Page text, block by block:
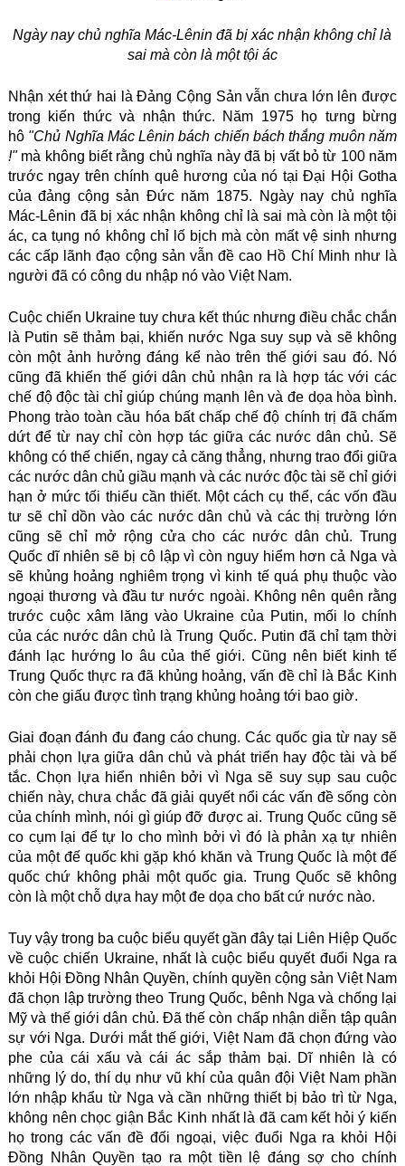
Ngày nay chủ nghĩa Mác-Lênin đã bị xác nhận không chỉ là
sai mà còn là một tội ác
Nhận xét thứ hai là Đảng Cộng Sản vẫn chưa lớn lên được
trong kiến thức và nhận thức. Năm 1975 họ tưng bừng
hô "Chủ Nghĩa Mác Lênin bách chiến bách thắng muôn năm
!" mà không biết rằng chủ nghĩa này đã bị vất bỏ từ 100 năm
trước ngay trên chính quê hương của nó tại Đại Hội Gotha
của đảng cộng sản Đức năm 1875. Ngày nay chủ nghĩa
Mác-Lênin đã bị xác nhận không chỉ là sai mà còn là một tội
ác, ca tụng nó không chỉ lố bịch mà còn mất vệ sinh nhưng
các cấp lãnh đạo cộng sản vẫn đề cao Hồ Chí Minh như là
người đã có công du nhập nó vào Việt Nam.
Cuộc chiến Ukraine tuy chưa kết thúc nhưng điều chắc chắn
là Putin sẽ thảm bại, khiến nước Nga suy sụp và sẽ không
còn một ảnh hưởng đáng kể nào trên thế giới sau đó. Nó
cũng đã khiến thế giới dân chủ nhận ra là hợp tác với các
chế độ độc tài chỉ giúp chúng mạnh lên và đe dọa hòa bình.
Phong trào toàn cầu hóa bất chấp chế độ chính trị đã chấm
dứt để từ nay chỉ còn hợp tác giữa các nước dân chủ. Sẽ
không có thế chiến, ngay cả căng thẳng, nhưng trao đổi giữa
các nước dân chủ giầu mạnh và các nước độc tài sẽ chỉ giới
hạn ở mức tối thiểu cần thiết. Một cách cụ thể, các vốn đầu
tư sẽ chỉ dồn vào các nước dân chủ và các thị trường lớn
cũng sẽ chỉ mở rộng cửa cho các nước dân chủ. Trung
Quốc dĩ nhiên sẽ bị cô lập vì còn nguy hiểm hơn cả Nga và
sẽ khủng hoảng nghiêm trọng vì kinh tế quá phụ thuộc vào
ngoại thương và đầu tư nước ngoài. Không nên quên rằng
trước cuộc xâm lăng vào Ukraine của Putin, mối lo chính
của các nước dân chủ là Trung Quốc. Putin đã chỉ tạm thời
đánh lạc hướng lo âu của thế giới. Cũng nên biết kinh tế
Trung Quốc thực ra đã khủng hoảng, vấn đề chỉ là Bắc Kinh
còn che giấu được tình trạng khủng hoảng tới bao giờ.
Giai đoạn đánh đu đang cáo chung. Các quốc gia từ nay sẽ
phải chọn lựa giữa dân chủ và phát triển hay độc tài và bế
tắc. Chọn lựa hiển nhiên bởi vì Nga sẽ suy sụp sau cuộc
chiến này, chưa chắc đã giải quyết nổi các vấn đề sống còn
của chính mình, nói gì giúp đỡ được ai. Trung Quốc cũng sẽ
co cụm lại để tự lo cho mình bởi vì đó là phản xạ tự nhiên
của một đế quốc khi gặp khó khăn và Trung Quốc là một đế
quốc chứ không phải một quốc gia. Trung Quốc sẽ không
còn là một chỗ dựa hay một đe dọa cho bất cứ nước nào.
Tuy vậy trong ba cuộc biểu quyết gần đây tại Liên Hiệp Quốc
về cuộc chiến Ukraine, nhất là cuộc biểu quyết đuổi Nga ra
khỏi Hội Đồng Nhân Quyền, chính quyền cộng sản Việt Nam
đã chọn lập trường theo Trung Quốc, bênh Nga và chống lại
Mỹ và thế giới dân chủ. Đã thế còn chấp nhận diễn tập quân
sự với Nga. Dưới mắt thế giới, Việt Nam đã chọn đứng vào
phe của cái xấu và cái ác sắp thảm bại. Dĩ nhiên là có
những lý do, thí dụ như vũ khí của quân đội Việt Nam phần
lớn nhập khẩu từ Nga và cần những thiết bị bảo trì từ Nga,
không nên chọc giận Bắc Kinh nhất là đã cam kết hỏi ý kiến
họ trong các vấn đề đối ngoại, việc đuổi Nga ra khỏi Hội
Đồng Nhân Quyền tạo ra một tiền lệ đáng sợ cho chính